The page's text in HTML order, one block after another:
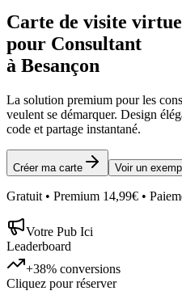
Carte de visite
pour Consultant
à Besançon
La solution premium pour les
veulent se démarquer. Design
code et partage instantané.
Créer ma carte Voir un
Gratuit • Premium 14,99€ •
Votre Pub Ici
Leaderboard
+38% conversions
Cliquez pour réserver